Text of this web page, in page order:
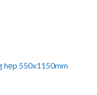
hẹp 550x1150mm